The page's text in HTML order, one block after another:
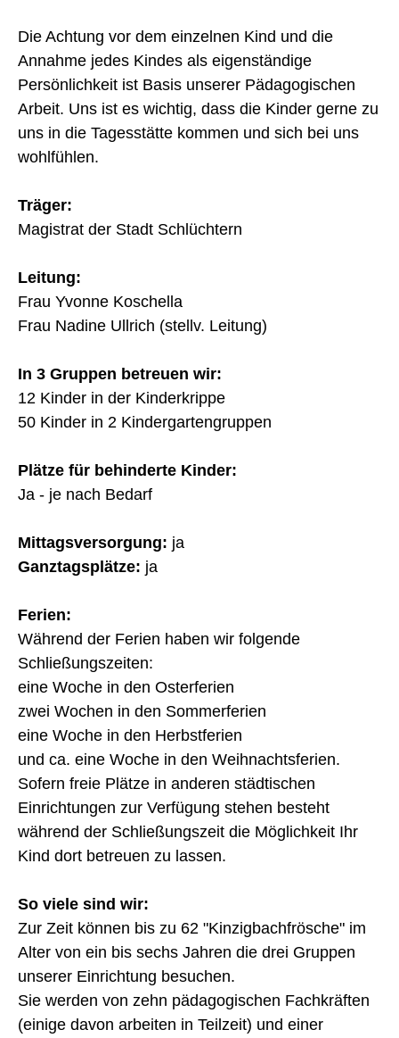
Die Achtung vor dem einzelnen Kind und die
Annahme jedes Kindes als eigenständige
Persönlichkeit ist Basis unserer Pädagogischen
Arbeit. Uns ist es wichtig, dass die Kinder gerne zu
uns in die Tagesstätte kommen und sich bei uns
wohlfühlen.
Träger:
Magistrat der Stadt Schlüchtern
Leitung:
Frau Yvonne Koschella
Frau Nadine Ullrich (stellv. Leitung)
In 3 Gruppen betreuen wir:
12 Kinder in der Kinderkrippe
50 Kinder in 2 Kindergartengruppen
Plätze für behinderte Kinder:
Ja - je nach Bedarf
Mittagsversorgung: ja
Ganztagsplätze: ja
Ferien:
Während der Ferien haben wir folgende
Schließungszeiten:
eine Woche in den Osterferien
zwei Wochen in den Sommerferien
eine Woche in den Herbstferien
und ca. eine Woche in den Weihnachtsferien.
Sofern freie Plätze in anderen städtischen
Einrichtungen zur Verfügung stehen besteht
während der Schließungszeit die Möglichkeit Ihr
Kind dort betreuen zu lassen.
So viele sind wir:
Zur Zeit können bis zu 62 "Kinzigbachfrösche" im
Alter von ein bis sechs Jahren die drei Gruppen
unserer Einrichtung besuchen.
Sie werden von zehn pädagogischen Fachkräften
(einige davon arbeiten in Teilzeit) und einer